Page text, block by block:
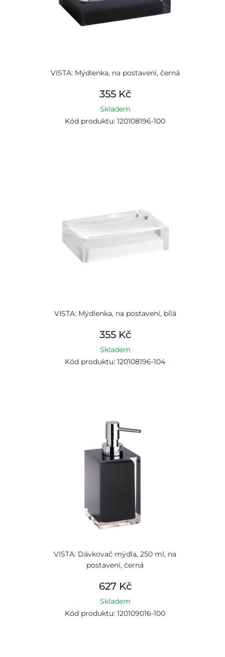
VISTA: Mýdlenka, na postavení, černá
355 Kč
Skladem
Kód produktu: 120108196-100
VISTA: Mýdlenka, na postavení, bílá
355 Kč
Skladem
Kód produktu: 120108196-104
VISTA: Dávkovač mýdla, 250 ml, na
postavení, černá
627 Kč
Skladem
Kód produktu: 120109016-100